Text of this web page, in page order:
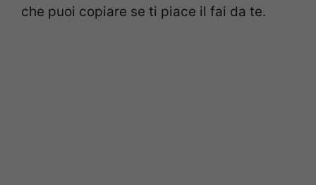
che puoi copiare se ti piace il fai da te.